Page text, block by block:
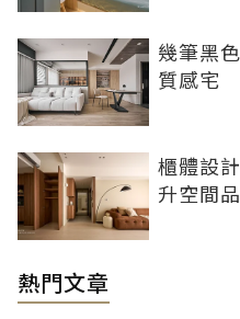
幾筆黑
質感宅
櫃體設
升空間
熱門文章